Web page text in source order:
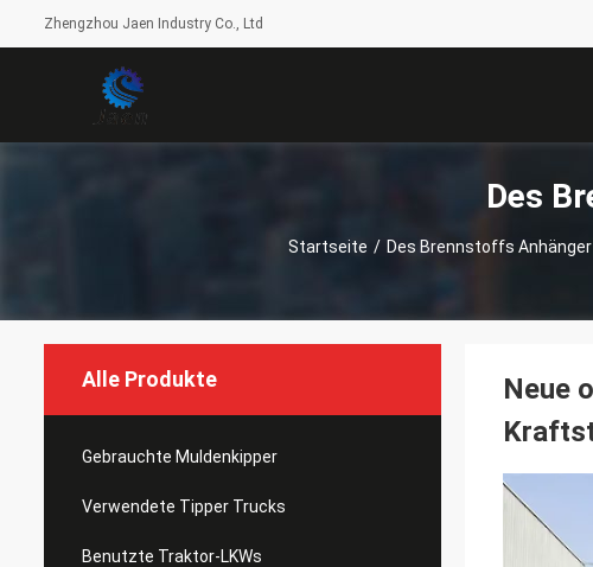
Zhengzhou Jaen Industry Co., Ltd
Des
Startseite / Des Brennstoffs Anhänger
Alle Produkte
Gebrauchte Muldenkipper
Verwendete Tipper Trucks
Benutzte Traktor-LKWs
Neue